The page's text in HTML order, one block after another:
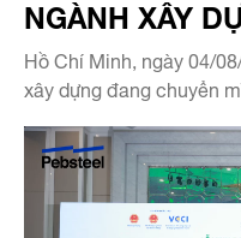
NGÀNH XÂY
Hồ Chí Minh, ngày 04/
xây dựng đang chuyển